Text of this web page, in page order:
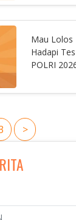
Mau Lolos
Hadapi
POLRI
>